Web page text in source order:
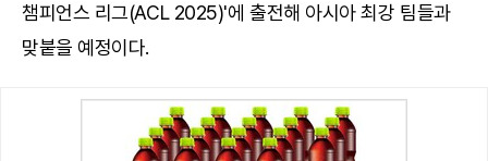
챔피언스 리그(ACL 2025)'에 출전해 아시아 최강 팀들과
맞붙을 예정이다.